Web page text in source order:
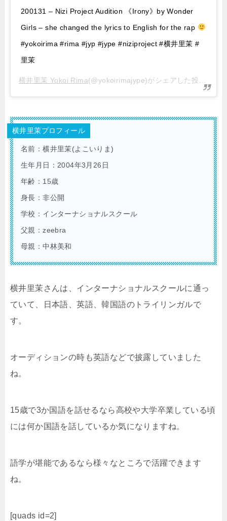
200131 – Nizi Project Audition 《Irony》by Wonder
Girls – she changed the lyrics to English for the rap
#yokoirima #rima #jyp #jype #niziproject #横井里茉 #
里茉
横井里茉 Yokoi Rima(@yokoirimajype)がシェアした投稿 –
横井里茉プロフィール
名前：横井里茉(よこいりま)
生年月日：2004年3月26日
年齢：15歳
身長：非公開
学校：インターナショナルスクール
父親：zeebra
母親：中林美和
横井里茉さんは、インターナショナルスクールに通っ
ていて、日本語、英語、韓国語のトライリンガルで
す。
オーディションの時も英語などで披露していました
ね。
15歳で3か国語を話せるなら高校や大学卒業している頃
には何か国語を話しているか気になりますね。
語学が堪能であるなら様々なところで活躍できます
ね。
[quads id=2]